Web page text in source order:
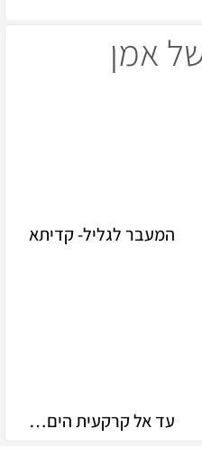
אמן
המעבר לגליל- קדיתא
עד אל קרקעית הים…